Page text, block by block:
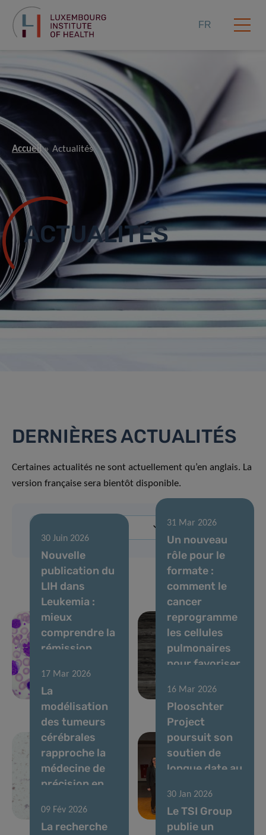
FR
Accueil Actualités
ACTUALITÉS
DERNIÈRES ACTUALITÉS
Certaines actualités ne sont actuellement qu’en anglais. La
version française sera bientôt disponible.
30 Juin 2026
Nouvelle
publication du
LIH dans
Leukemia :
mieux
comprendre la
rémission
traitement
dans la LMC
31 Mar 2026
Un nouveau
rôle pour le
formate :
comment le
cancer
reprogramme
les cellules
pulmonaires
pour favoriser
métastases
17 Mar 2026
La
modélisation
des tumeurs
cérébrales
rapproche la
médecine de
précision en
oncologie
16 Mar 2026
Plooschter
Project
poursuit son
soutien de
longue date au
Interactions
Group
09 Fév 2026
La recherche
30 Jan 2026
Le TSI Group
publie un